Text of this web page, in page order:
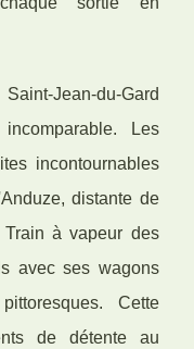
Jean-du-Gard
Les
incontournables
distante de
Train à vapeur des
avec ses wagons
Cette
de détente au